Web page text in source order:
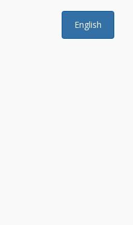
English